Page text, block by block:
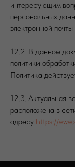
интересующим
персональных
электронной почты
12.2. В данном
политики
Политика
12.3. Актуальная
расположена в
адресу https://